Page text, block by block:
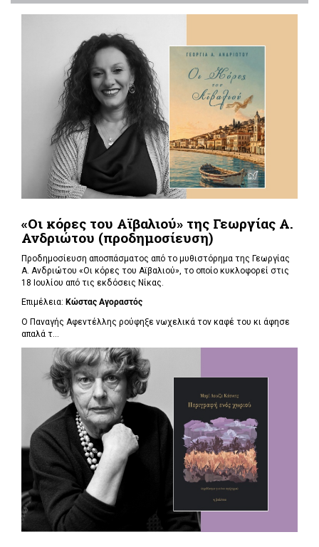
«Οι κόρες του Αϊβαλιού» της Γεωργίας Α.
Ανδριώτου (προδημοσίευση)
Προδημοσίευση αποσπάσματος από το μυθιστόρημα της Γεωργίας
Α. Ανδριώτου «Οι κόρες του Αϊβαλιού», το οποίο κυκλοφορεί στις
18 Ιουλίου από τις εκδόσεις Νίκας.
Επιμέλεια: Κώστας Αγοραστός
Ο Παναγής Αφεντέλλης ρούφηξε νωχελικά τον καφέ του κι άφησε
απαλά τ...